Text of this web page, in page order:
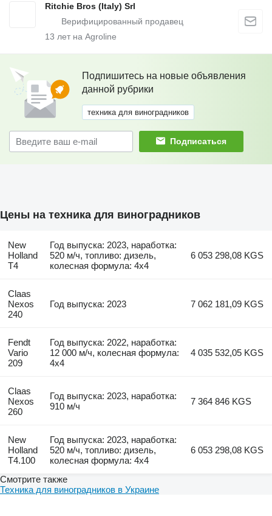
Ritchie Bros (Italy) Srl
13 лет на Agroline
Подпишитесь на новые объявления
данной рубрики
техника для виноградников
Подписаться
Цены на техника для виноградников
New
Holland
T4
Год выпуска: 2023, наработка:
520 м/ч, топливо: дизель,
колесная формула: 4x4
6 053 298,08 KGS
Claas
Nexos
240
Год выпуска: 2023 7 062 181,09 KGS
Fendt
Vario
209
Год выпуска: 2022, наработка:
12 000 м/ч, колесная формула:
4x4
4 035 532,05 KGS
Claas
Nexos
260
Год выпуска: 2023, наработка:
910 м/ч
7 364 846 KGS
New
Holland
T4.100
Год выпуска: 2023, наработка:
520 м/ч, топливо: дизель,
колесная формула: 4x4
6 053 298,08 KGS
Смотрите также
Техника для виноградников в Украине